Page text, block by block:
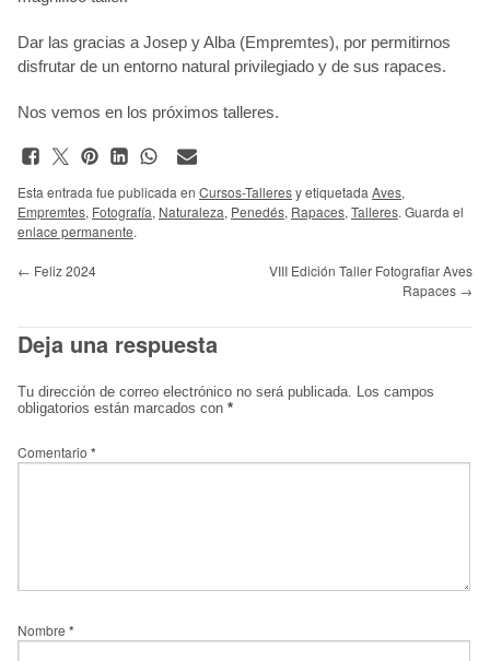
Dar las gracias a Josep y Alba (Empremtes), por permitirnos
disfrutar de un entorno natural privilegiado y de sus rapaces.
Nos vemos en los próximos talleres.
Esta entrada fue publicada en Cursos-Talleresy etiquetada Aves,
Empremtes, Fotografía, Naturaleza, Penedés, Rapaces, Talleres. Guarda el
enlace permanente.
← Feliz 2024
VIII Edición Taller Fotografiar Aves
Rapaces →
Deja una respuesta
Tu dirección de correo electrónico no será publicada.
Los campos
obligatorios están marcados con *
Comentario *
Nombre *